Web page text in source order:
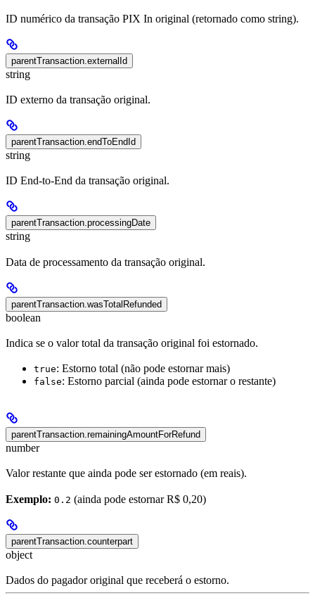
ID numérico da transação PIX In original (retornado como string).
parentTransaction.externalId
string
ID externo da transação original.
parentTransaction.endToEndId
string
ID End-to-End da transação original.
parentTransaction.processingDate
string
Data de processamento da transação original.
parentTransaction.wasTotalRefunded
boolean
Indica se o valor total da transação original foi estornado.
true: Estorno total (não pode estornar mais)
false: Estorno parcial (ainda pode estornar o restante)
parentTransaction.remainingAmountForRefund
number
Valor restante que ainda pode ser estornado (em reais).
Exemplo: 0.2 (ainda pode estornar R$ 0,20)
parentTransaction.counterpart
object
Dados do pagador original que receberá o estorno.